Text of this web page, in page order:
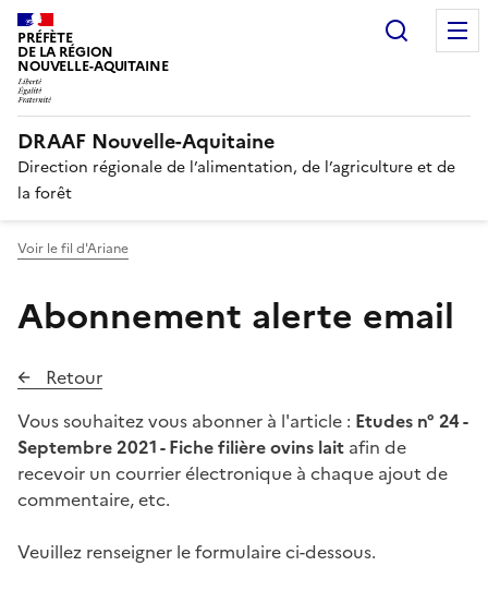
PRÉFÈTE
DE LA RÉGION
NOUVELLE-AQUITAINE
DRAAF Nouvelle-Aquitaine
Direction régionale de l’alimentation, de l’agriculture et de
la forêt
Voir le fil d'Ariane
Abonnement alerte email
Retour
Vous souhaitez vous abonner à l'article : Etudes n° 24 -
Septembre 2021 - Fiche filière ovins lait afin de
recevoir un courrier électronique à chaque ajout de
commentaire, etc.
Veuillez renseigner le formulaire ci-dessous.